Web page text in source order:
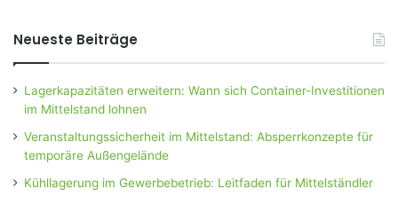
Neueste Beiträge
Lagerkapazitäten erweitern: Wann sich Container-Investitionen
im Mittelstand lohnen
Veranstaltungssicherheit im Mittelstand: Absperrkonzepte für
temporäre Außengelände
Kühllagerung im Gewerbebetrieb: Leitfaden für Mittelständler